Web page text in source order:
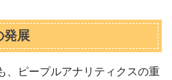
発展
、ピープルアナリティクスの重